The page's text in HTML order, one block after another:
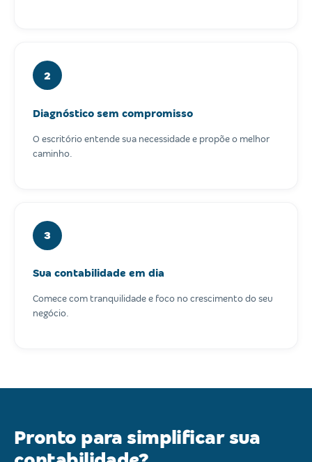
2
Diagnóstico sem compromisso
O escritório entende sua necessidade e propõe o melhor
caminho.
3
Sua contabilidade em dia
Comece com tranquilidade e foco no crescimento do seu
negócio.
Pronto para simplificar sua